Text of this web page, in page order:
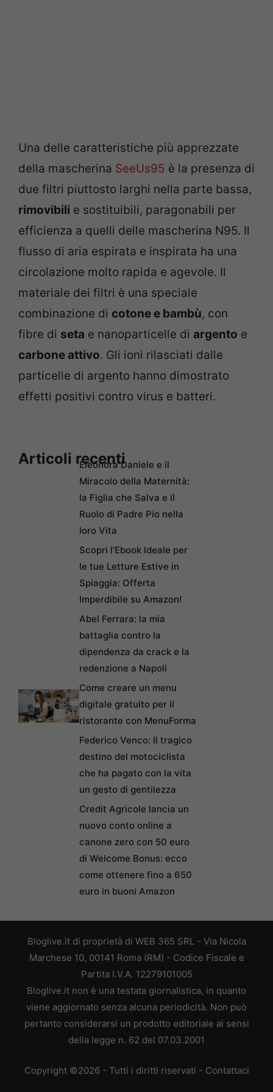
Una delle caratteristiche più apprezzate
della mascherina SeeUs95 è la presenza di
due filtri piuttosto larghi nella parte bassa,
rimovibili e sostituibili, paragonabili per
efficienza a quelli delle mascherina N95. Il
flusso di aria espirata e inspirata ha una
circolazione molto rapida e agevole. Il
materiale dei filtri è una speciale
combinazione di cotone e bambù, con
fibre di seta e nanoparticelle di argento e
carbone attivo. Gli ioni rilasciati dalle
particelle di argento hanno dimostrato
effetti positivi contro virus e batteri.
Articoli recentiEleonora Daniele e il
Miracolo della Maternità:
la Figlia che Salva e il
Ruolo di Padre Pio nella
loro Vita
Scopri l’Ebook Ideale per
le tue Letture Estive in
Spiaggia: Offerta
Imperdibile su Amazon!
Abel Ferrara: la mia
battaglia contro la
dipendenza da crack e la
redenzione a Napoli
Come creare un menu
digitale gratuito per il
ristorante con MenuForma
Federico Venco: Il tragico
destino del motociclista
che ha pagato con la vita
un gesto di gentilezza
Credit Agricole lancia un
nuovo conto online a
canone zero con 50 euro
di Welcome Bonus: ecco
come ottenere fino a 650
euro in buoni Amazon
Bloglive.it di proprietà di WEB 365 SRL - Via Nicola
Marchese 10, 00141 Roma (RM) - Codice Fiscale e
Partita I.V.A. 12279101005
Bloglive.it non è una testata giornalistica, in quanto
viene aggiornato senza alcuna periodicità. Non può
pertanto considerarsi un prodotto editoriale ai sensi
della legge n. 62 del 07.03.2001
Copyright ©2026 - Tutti i diritti riservati - Contattaci